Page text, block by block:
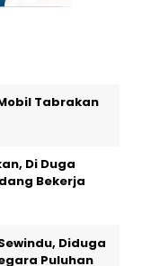
Tabrakan
Di Duga
Bekerja
Diduga
Puluhan